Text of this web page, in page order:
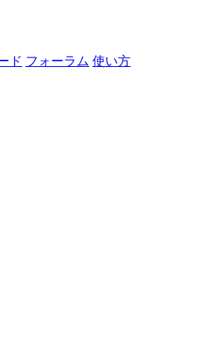
ド フォーラム 使い方